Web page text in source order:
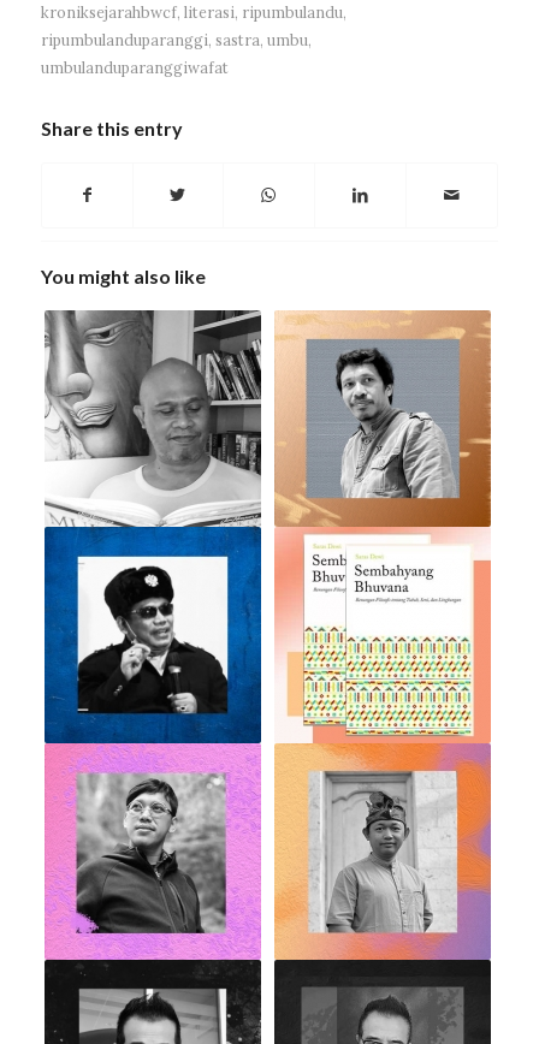
kroniksejarahbwcf, literasi, ripumbulandu,
ripumbulanduparanggi, sastra, umbu,
umbulanduparanggiwafat
Share this entry
You might also like